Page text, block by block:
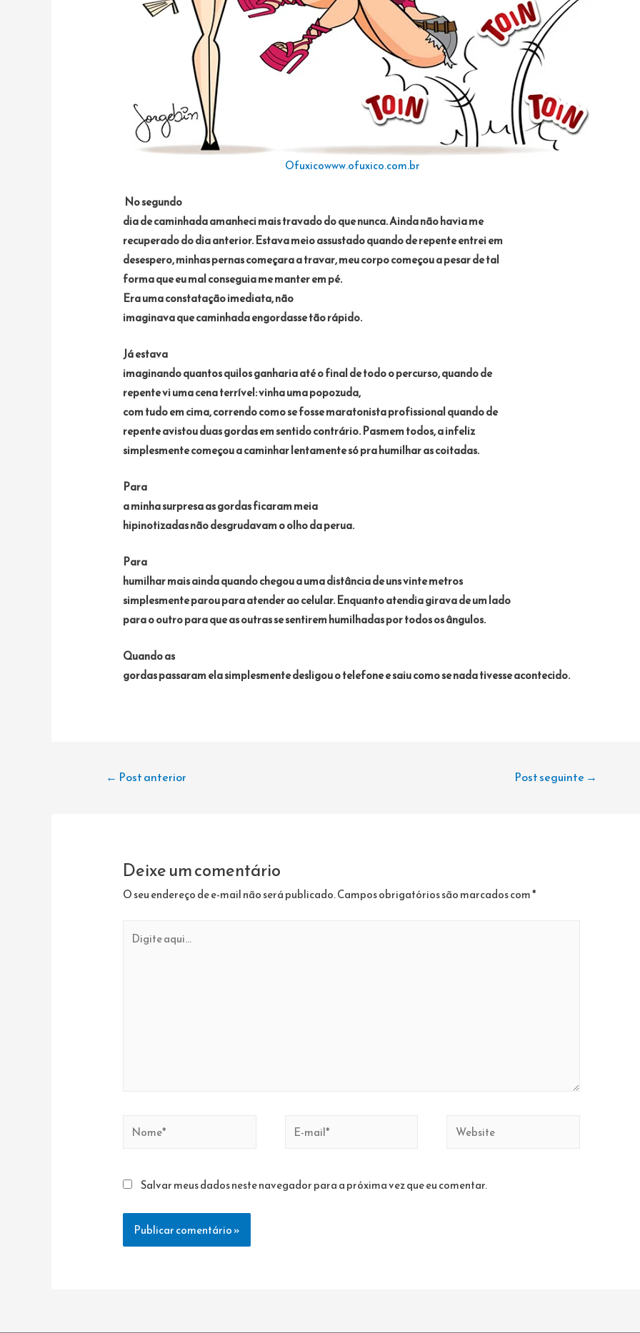
Ofuxicowww.ofuxico.com.br
No segundo
dia de caminhada amanheci mais travado do que nunca. Ainda não havia me
recuperado do dia anterior. Estava meio assustado quando de repente entrei em
desespero, minhas pernas começara a travar, meu corpo começou a pesar de tal
forma que eu mal conseguia me manter em pé.
Era uma constatação imediata, não
imaginava que caminhada engordasse tão rápido.
Já estava
imaginando quantos quilos ganharia até o final de todo o percurso, quando de
repente vi uma cena terrível: vinha uma popozuda,
com tudo em cima, correndo como se fosse maratonista profissional quando de
repente avistou duas gordas em sentido contrário. Pasmem todos, a infeliz
simplesmente começou a caminhar lentamente só pra humilhar as coitadas.
Para
a minha surpresa as gordas ficaram meia
hipinotizadas não desgrudavam o olho da perua.
Para
humilhar mais ainda quando chegou a uma distância de uns vinte metros
simplesmente parou para atender ao celular. Enquanto atendia girava de um lado
para o outro para que as outras se sentirem humilhadas por todos os ângulos.
Quando as
gordas passaram ela simplesmente desligou o telefone e saiu como se nada tivesse acontecido.
Navegação
← Post anterior Post seguinte →
Deixe um comentário
O seu endereço de e-mail não será publicado.Campos obrigatórios são marcados com*
aqui...
Nome* Website
Salvar meus dados neste navegador para a próxima vez que eu comentar.